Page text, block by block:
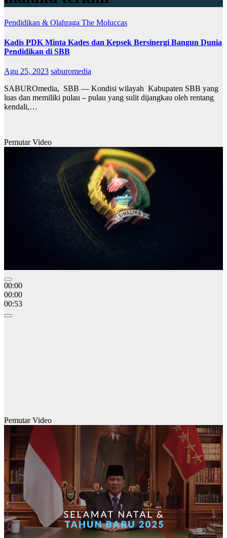
Pendidikan & Olahraga The Moluccas
Kadis PDK Minta Kades dan Kepsek Bersinergi Bangun Dunia
Pendidikan di SBB
Agu 25, 2023 saburomedia
SABUROmedia, SBB — Kondisi wilayah Kabupaten SBB yang
luas dan memiliki pulau – pulau yang sulit dijangkau oleh rentang
kendali,…
Pemutar Video
00:00
00:00
00:53
Pemutar Video